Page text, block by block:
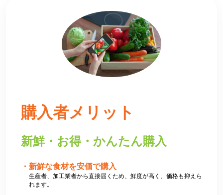
購入者メリット
新鮮・お得・かんたん購入
新鮮な食材を安価で購入
生産者、加工業者から直接届くため、鮮度が高く、価格も抑えら
れます。